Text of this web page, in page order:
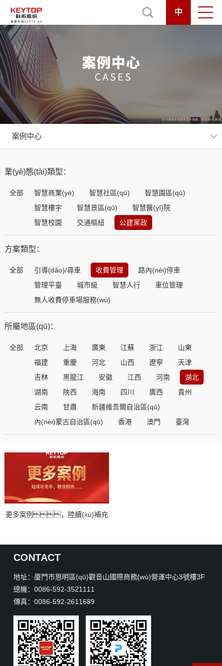
中
案例中心
業(yè)態(tài)類型：
全部 智慧商業(yè) 智慧社區(qū)
智慧園區(qū)
智慧樓宇
智慧景區(qū)
智慧醫(yī)院
智慧校園
交通樞紐 公建黨政
方案類型：
全部 引導(dǎo)/尋車 收費管理
路內(nèi)停車
管理平臺
城市級 智慧人行
車位管理
無人收費停車場服務(wù)
所屬地區(qū)：
全部 北京 上海 廣東 江蘇 浙江
山東
福建
重慶 河北 山西 遼寧
天津
吉林
黑龍江 安徽 江西 河南
湖北
湖南
陜西 海南 四川 廣西
貴州
云南
甘肅
新疆維吾爾自治區(qū)
內(nèi)蒙古自治區(qū)
香港 澳門 臺灣
更多案例，陸續(xù)補充
CONTACT
地址：廈門市思明區(qū)觀音山國際商務(wù)營運中心3號樓3F
總機：0086-592-3521111
傳真：0086-592-2611689